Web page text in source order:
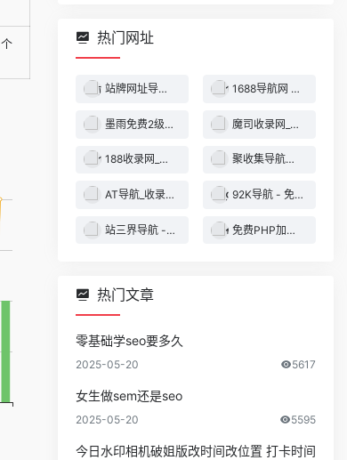
个
热门网址
站牌网址导航收录网 | 精选网站导航，自动秒收录服务 - 最全网址收录！ 1688导航网 - 技术导航 - 名站网址 - 名站导航 - 免费外链 - 免费收录网站
墨雨免费2级域名 - 二级域名分发服务平台 魔司收录网_分类目录网_免费网站目录_网站收录_网址提交_免费收录网站
188收录网_网站收录-友情链接交换-网址收录-自动秒收录 聚收集导航网 - 海量分类资源一站式导航
AT导航_收录网_免费收录网站_自动收录网_秒收录 92K导航 - 免费自动秒收录网址导航
站三界导航 - 网站目录,网址提交,分类目录,网站大全,名站导航之家 免费PHP加密系统 - PHP代码加密平台
热门文章
零基础学seo要多久
2025-05-20 5617
女生做sem还是seo
2025-05-20 5595
今日水印相机破姐版改时间改位置 打卡时间